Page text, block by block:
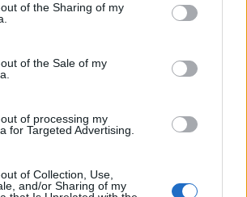
clic en el botón "Privacidad" en la
página web.
website/app uses one or more Google
gather and store information including but
visit or usage behaviour. You may click to
specified purposes in below Google
of the Sharing of my
of the Sale of my
of processing my
for Targeted Advertising.
of Collection, Use,
and/or Sharing of my
20/03/2025
primera noche de
del Vino